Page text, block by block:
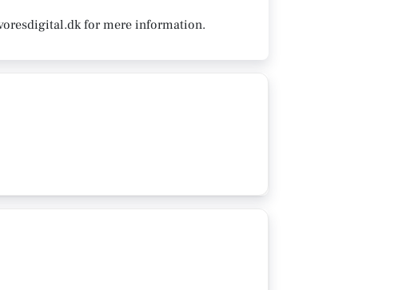
for mere information.